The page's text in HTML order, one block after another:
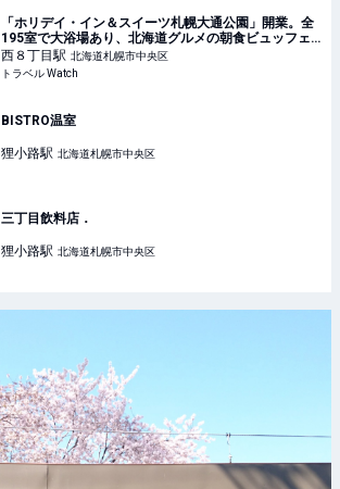
「ホリデイ・イン＆スイーツ札幌大通公園」開業。全
195室で大浴場あり、北海道グルメの朝食ビュッフェ
も
西８丁目駅 北海道札幌市中央区
トラベル Watch
BISTRO温室
狸小路駅 北海道札幌市中央区
三丁目飲料店．
狸小路駅 北海道札幌市中央区